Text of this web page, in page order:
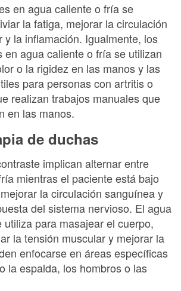
en agua caliente o fría se
la fatiga, mejorar la circulación
y la inflamación. Igualmente, los
en agua caliente o fría se utilizan
o la rigidez en las manos y las
para personas con artritis o
realizan trabajos manuales que
en las manos.
de duchas
implican alternar entre
mientras el paciente está bajo
la circulación sanguínea y
del sistema nervioso. El agua
utiliza para masajear el cuerpo,
la tensión muscular y mejorar la
enfocarse en áreas específicas
la espalda, los hombros o las